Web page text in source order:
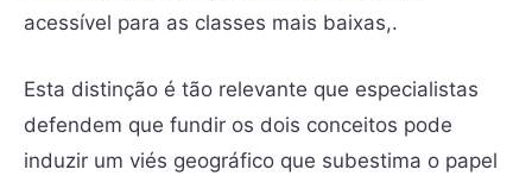
acessível para as classes mais baixas,.
Esta distinção é tão relevante que especialistas
defendem que fundir os dois conceitos pode
induzir um viés geográfico que subestima o papel